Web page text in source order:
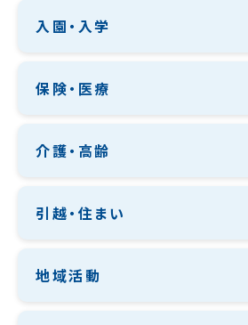
入園・入学
保険・医療
介護・高齢
引越・住まい
地域活動